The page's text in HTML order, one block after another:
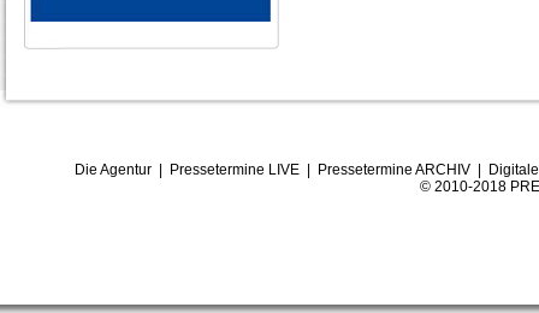
Die Agentur| Pressetermine LIVE| Pressetermine ARCHIV|
© 2010-2018